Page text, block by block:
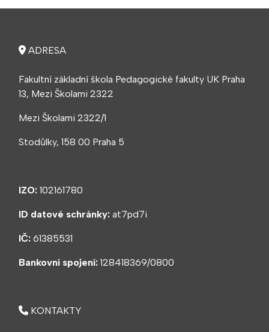
ADRESA
Fakultní základní škola Pedagogické fakulty UK Praha
13, Mezi Školami 2322
Mezi Školami 2322/1
Stodůlky, 158 00 Praha 5
IZO: 102161780
ID datové schránky: at7pd7i
IČ: 61385531
Bankovní spojení: 128418369/0800
KONTAKTY